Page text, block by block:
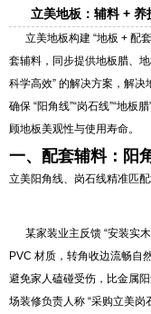
立美地板：辅料 +
立美地板构建 “地板 + 配
套辅料，同步提供地板腊、
科学高效” 的解决方案，解决
确保 “阳角线”“岗石线”“地板
顾地板美观性与使用寿命。
一、配套辅料：阳
立美阳角线、岗石线精准匹配
某家装业主反馈 “安装实木
PVC 材质，转角收边流畅自
避免家人磕碰受伤，比金属
场装修负责人称 “采购立美岗